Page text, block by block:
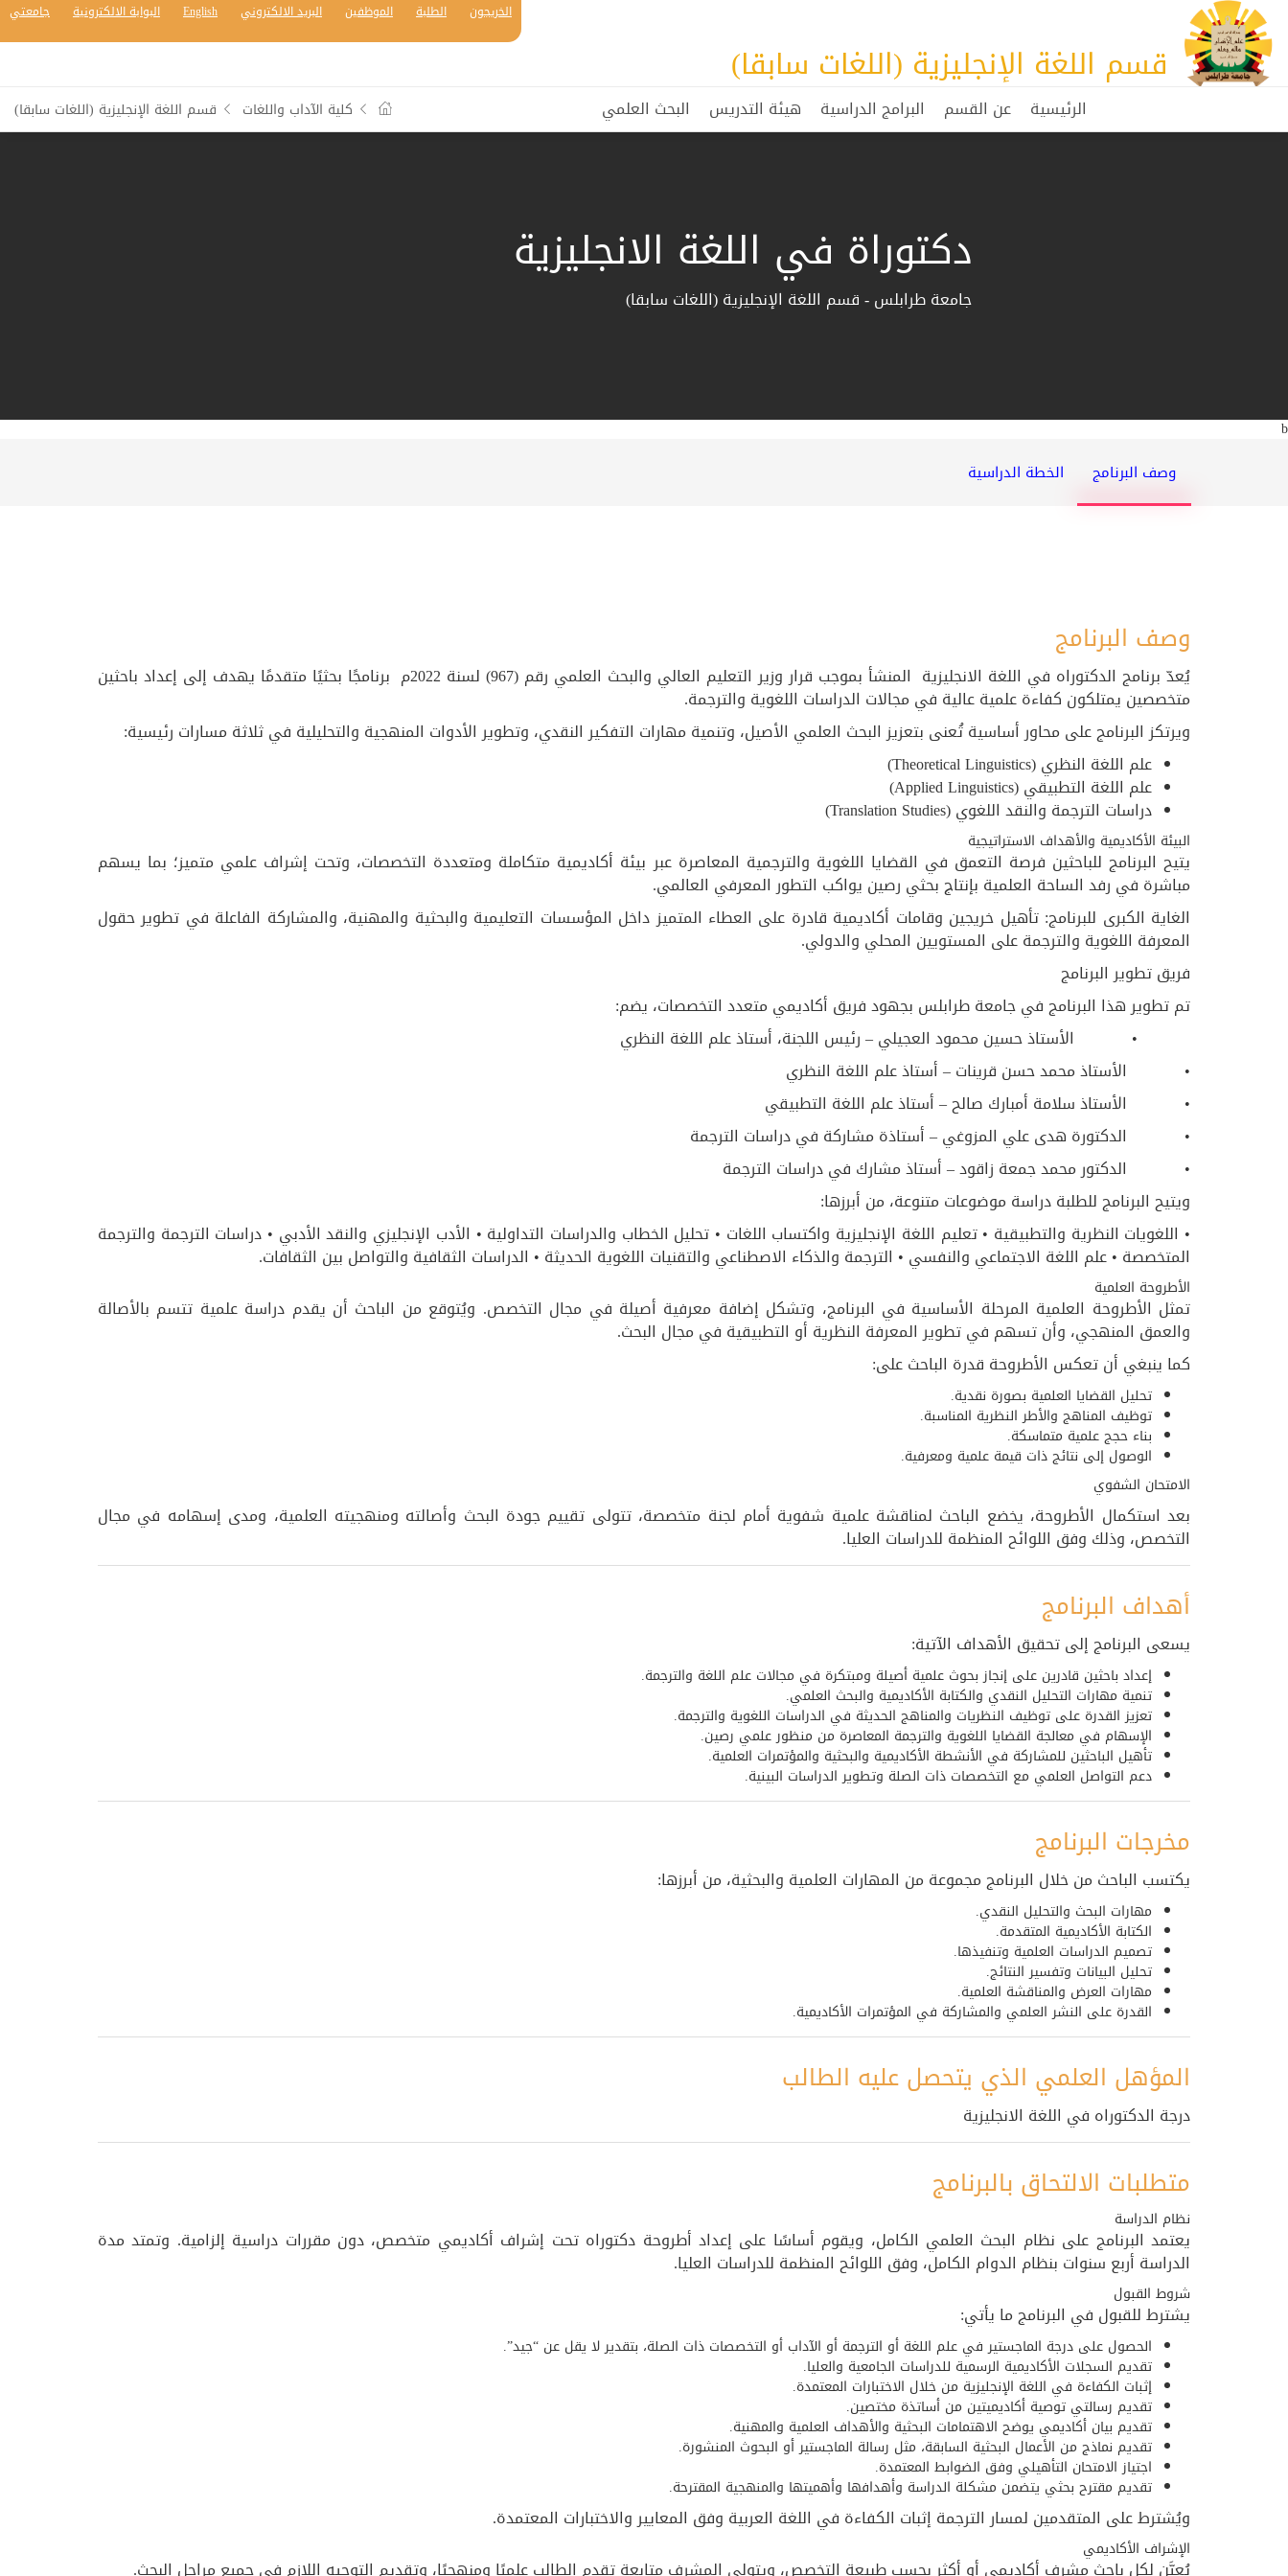
قسم اللغة الإنجليزية (اللغات سابقا)
الخريجون الطلبة الموظفين البريد الالكتروني English البوابة الالكترونية جامعتي
الرئيسية عن القسم البرامج الدراسية هيئة التدريس البحث العلمي كلية الآداب واللغات قسم اللغة الإنجليزية (اللغات سابقا)
دكتوراة في اللغة الانجليزية
جامعة طرابلس - قسم اللغة الإنجليزية (اللغات سابقا)
b
وصف البرنامج الخطة الدراسية
وصف البرنامج
يُعدّ برنامج الدكتوراه في اللغة الانجليزية المنشأ بموجب قرار وزير التعليم العالي والبحث العلمي رقم (967) لسنة 2022م برنامجًا بحثيًا متقدمًا يهدف إلى إعداد باحثين
متخصصين يمتلكون كفاءة علمية عالية في مجالات الدراسات اللغوية والترجمة.
ويرتكز البرنامج على محاور أساسية تُعنى بتعزيز البحث العلمي الأصيل، وتنمية مهارات التفكير النقدي، وتطوير الأدوات المنهجية والتحليلية في ثلاثة مسارات رئيسية:
علم اللغة النظري (Theoretical Linguistics)
علم اللغة التطبيقي (Applied Linguistics)
دراسات الترجمة والنقد اللغوي (Translation Studies)
البيئة الأكاديمية والأهداف الاستراتيجية
يتيح البرنامج للباحثين فرصة التعمق في القضايا اللغوية والترجمية المعاصرة عبر بيئة أكاديمية متكاملة ومتعددة التخصصات، وتحت إشراف علمي متميز؛ بما يسهم
مباشرة في رفد الساحة العلمية بإنتاج بحثي رصين يواكب التطور المعرفي العالمي.
الغاية الكبرى للبرنامج: تأهيل خريجين وقامات أكاديمية قادرة على العطاء المتميز داخل المؤسسات التعليمية والبحثية والمهنية، والمشاركة الفاعلة في تطوير حقول
المعرفة اللغوية والترجمة على المستويين المحلي والدولي.
فريق تطوير البرنامج
تم تطوير هذا البرنامج في جامعة طرابلس بجهود فريق أكاديمي متعدد التخصصات، يضم:
• الأستاذ حسين محمود العجيلي – رئيس اللجنة، أستاذ علم اللغة النظري
• الأستاذ محمد حسن قرينات – أستاذ علم اللغة النظري
• الأستاذ سلامة أمبارك صالح – أستاذ علم اللغة التطبيقي
• الدكتورة هدى علي المزوغي – أستاذة مشاركة في دراسات الترجمة
• الدكتور محمد جمعة زاقود – أستاذ مشارك في دراسات الترجمة
ويتيح البرنامج للطلبة دراسة موضوعات متنوعة، من أبرزها:
• اللغويات النظرية والتطبيقية • تعليم اللغة الإنجليزية واكتساب اللغات • تحليل الخطاب والدراسات التداولية • الأدب الإنجليزي والنقد الأدبي • دراسات الترجمة والترجمة
المتخصصة • علم اللغة الاجتماعي والنفسي • الترجمة والذكاء الاصطناعي والتقنيات اللغوية الحديثة • الدراسات الثقافية والتواصل بين الثقافات.
الأطروحة العلمية
تمثل الأطروحة العلمية المرحلة الأساسية في البرنامج، وتشكل إضافة معرفية أصيلة في مجال التخصص. ويُتوقع من الباحث أن يقدم دراسة علمية تتسم بالأصالة
والعمق المنهجي، وأن تسهم في تطوير المعرفة النظرية أو التطبيقية في مجال البحث.
كما ينبغي أن تعكس الأطروحة قدرة الباحث على:
تحليل القضايا العلمية بصورة نقدية.
توظيف المناهج والأطر النظرية المناسبة.
بناء حجج علمية متماسكة.
الوصول إلى نتائج ذات قيمة علمية ومعرفية.
الامتحان الشفوي
بعد استكمال الأطروحة، يخضع الباحث لمناقشة علمية شفوية أمام لجنة متخصصة، تتولى تقييم جودة البحث وأصالته ومنهجيته العلمية، ومدى إسهامه في مجال
التخصص، وذلك وفق اللوائح المنظمة للدراسات العليا.
أهداف البرنامج
يسعى البرنامج إلى تحقيق الأهداف الآتية:
إعداد باحثين قادرين على إنجاز بحوث علمية أصيلة ومبتكرة في مجالات علم اللغة والترجمة.
تنمية مهارات التحليل النقدي والكتابة الأكاديمية والبحث العلمي.
تعزيز القدرة على توظيف النظريات والمناهج الحديثة في الدراسات اللغوية والترجمة.
الإسهام في معالجة القضايا اللغوية والترجمة المعاصرة من منظور علمي رصين.
تأهيل الباحثين للمشاركة في الأنشطة الأكاديمية والبحثية والمؤتمرات العلمية.
دعم التواصل العلمي مع التخصصات ذات الصلة وتطوير الدراسات البينية.
مخرجات البرنامج
يكتسب الباحث من خلال البرنامج مجموعة من المهارات العلمية والبحثية، من أبرزها:
مهارات البحث والتحليل النقدي.
الكتابة الأكاديمية المتقدمة.
تصميم الدراسات العلمية وتنفيذها.
تحليل البيانات وتفسير النتائج.
مهارات العرض والمناقشة العلمية.
القدرة على النشر العلمي والمشاركة في المؤتمرات الأكاديمية.
المؤهل العلمي الذي يتحصل عليه الطالب
درجة الدكتوراه في اللغة الانجليزية
متطلبات الالتحاق بالبرنامج
نظام الدراسة
يعتمد البرنامج على نظام البحث العلمي الكامل، ويقوم أساسًا على إعداد أطروحة دكتوراه تحت إشراف أكاديمي متخصص، دون مقررات دراسية إلزامية. وتمتد مدة
الدراسة أربع سنوات بنظام الدوام الكامل، وفق اللوائح المنظمة للدراسات العليا.
شروط القبول
يشترط للقبول في البرنامج ما يأتي:
الحصول على درجة الماجستير في علم اللغة أو الترجمة أو الآداب أو التخصصات ذات الصلة، بتقدير لا يقل عن “جيد”.
تقديم السجلات الأكاديمية الرسمية للدراسات الجامعية والعليا.
إثبات الكفاءة في اللغة الإنجليزية من خلال الاختبارات المعتمدة.
تقديم رسالتي توصية أكاديميتين من أساتذة مختصين.
تقديم بيان أكاديمي يوضح الاهتمامات البحثية والأهداف العلمية والمهنية.
تقديم نماذج من الأعمال البحثية السابقة، مثل رسالة الماجستير أو البحوث المنشورة.
اجتياز الامتحان التأهيلي وفق الضوابط المعتمدة.
تقديم مقترح بحثي يتضمن مشكلة الدراسة وأهدافها وأهميتها والمنهجية المقترحة.
ويُشترط على المتقدمين لمسار الترجمة إثبات الكفاءة في اللغة العربية وفق المعايير والاختبارات المعتمدة.
الإشراف الأكاديمي
يُعيَّن لكل باحث مشرف أكاديمي أو أكثر بحسب طبيعة التخصص، ويتولى المشرف متابعة تقدم الطالب علميًا ومنهجيًا، وتقديم التوجيه اللازم في جميع مراحل البحث.